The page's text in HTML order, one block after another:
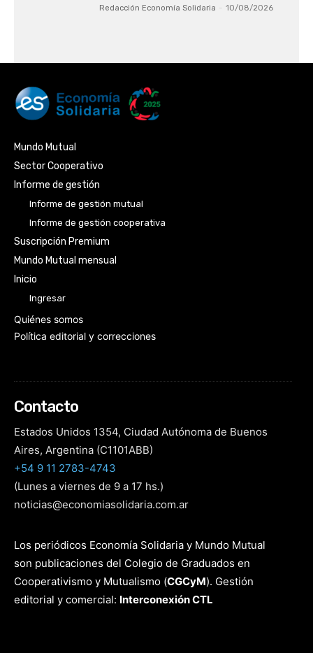
Redacción Economía Solidaria - 10/08/2026
Mundo Mutual
Sector Cooperativo
Informe de gestión
Informe de gestión mutual
Informe de gestión cooperativa
Suscripción Premium
Mundo Mutual mensual
Inicio
Ingresar
Quiénes somos
Política editorial y correcciones
Contacto
Estados Unidos 1354, Ciudad Autónoma de Buenos
Aires, Argentina (C1101ABB)
+54 9 11 2783-4743
(Lunes a viernes de 9 a 17 hs.)
noticias@economiasolidaria.com.ar
Los periódicos Economía Solidaria y Mundo Mutual
son publicaciones del Colegio de Graduados en
Cooperativismo y Mutualismo (CGCyM). Gestión
editorial y comercial: Interconexión CTL